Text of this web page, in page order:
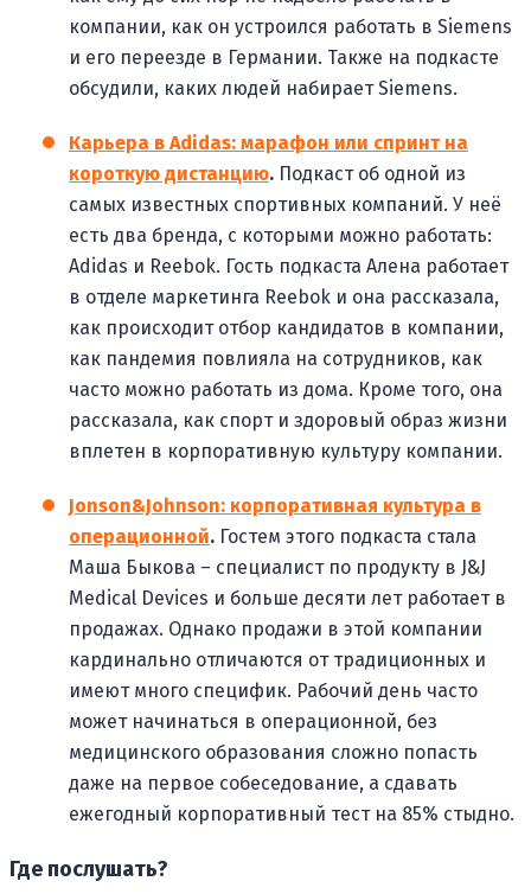
компании, как он устроился работать в Siemens
и его переезде в Германии. Также на подкасте
обсудили, каких людей набирает Siemens.
Карьера в Adidas: марафон или спринт на
короткую дистанцию. Подкаст об одной из
самых известных спортивных компаний. У неё
есть два бренда, с которыми можно работать:
Adidas и Reebok. Гость подкаста Алена работает
в отделе маркетинга Reebok и она рассказала,
как происходит отбор кандидатов в компании,
как пандемия повлияла на сотрудников, как
часто можно работать из дома. Кроме того, она
рассказала, как спорт и здоровый образ жизни
вплетен в корпоративную культуру компании.
Jonson&Johnson: корпоративная культура в
операционной. Гостем этого подкаста стала
Маша Быкова – специалист по продукту в J&J
Medical Devices и больше десяти лет работает в
продажах. Однако продажи в этой компании
кардинально отличаются от традиционных и
имеют много специфик. Рабочий день часто
может начинаться в операционной, без
медицинского образования сложно попасть
даже на первое собеседование, а сдавать
ежегодный корпоративный тест на 85% стыдно.
Где послушать?